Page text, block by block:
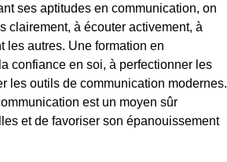
ses aptitudes en communication, on
clairement, à écouter activement, à
les autres. Une formation en
confiance en soi, à perfectionner les
les outils de communication modernes.
est un moyen sûr
et de favoriser son épanouissement